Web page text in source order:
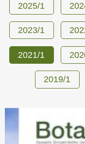
2025/1
2023/1
2021/1
2019/1